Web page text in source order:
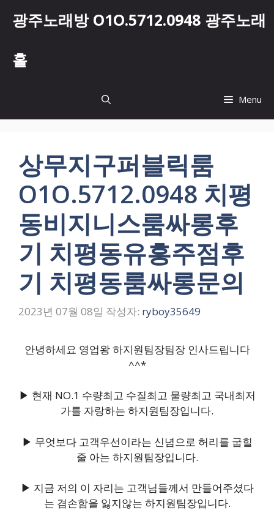
광주노래방 O1O.5712.0948 광주노래
홀
Menu
상무지구퍼블릭룸
O1O.5712.0948 치평
동비지니스룸싸롱후
기 치평동유흥주점후
기 치평동룸싸롱문의
2023년 07월 08일 작성자: ryboy35649
안녕하세요 영업왕 하지원팀장팀장 인사드립니다
^^*
▶ 현재 NO.1 수량최고 수질최고 물량최고 국내최저
가를 자랑하는 하지원팀장입니다.
▶ 무엇보다 고객우선이라는 신념으로 허리를 굽힐
줄 아는 하지원팀장입니다.
▶ 지금 저의 이 자리는 고객님들께서 만들어주셨다
는 겸손함을 잃지않는 하지원팀장입니다.